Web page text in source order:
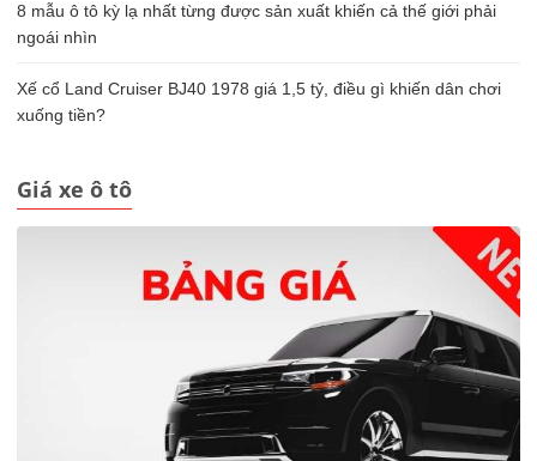
8 mẫu ô tô kỳ lạ nhất từng được sản xuất khiến cả thế giới phải
ngoái nhìn
Xế cổ Land Cruiser BJ40 1978 giá 1,5 tỷ, điều gì khiến dân chơi
xuống tiền?
Giá xe ô tô